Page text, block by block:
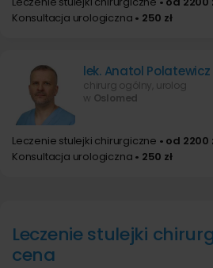
Konsultacja urologiczna • 250 zł
lek. Anatol Polatewicz
chirurg ogólny, urolog
w Oslomed
Leczenie stulejki chirurgiczne • od 2200
Konsultacja urologiczna • 250 zł
Leczenie stulejki
cena